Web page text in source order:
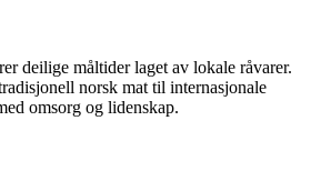
deilige måltider laget av lokale råvarer.
norsk mat til internasjonale
omsorg og lidenskap.